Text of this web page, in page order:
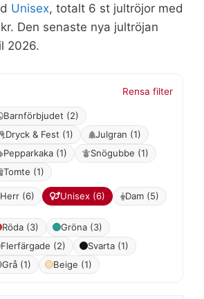
Unisex, totalt 6 st jultröjor med
kr. Den senaste nya jultröjan
2026.
Rensa filter
Barnförbjudet (2)
Dryck & Fest (1)
Julgran (1)
Pepparkaka (1)
Snögubbe (1)
Tomte (1)
Herr (6) Unisex (6) Dam (5)
Röda (3)
Gröna (3)
Flerfärgade (2)
Svarta (1)
Grå (1)
Beige (1)